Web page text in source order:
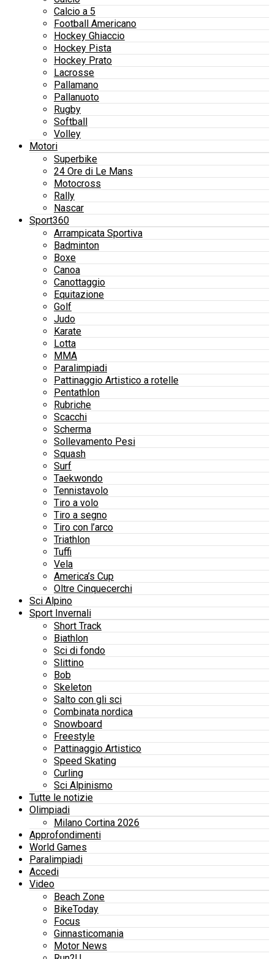
Calcio a 5
Football Americano
Hockey Ghiaccio
Hockey Pista
Hockey Prato
Lacrosse
Pallamano
Pallanuoto
Rugby
Softball
Volley
Motori
Superbike
24 Ore di Le Mans
Motocross
Rally
Nascar
Sport360
Arrampicata Sportiva
Badminton
Boxe
Canoa
Canottaggio
Equitazione
Golf
Judo
Karate
Lotta
MMA
Paralimpiadi
Pattinaggio Artistico a rotelle
Pentathlon
Rubriche
Scacchi
Scherma
Sollevamento Pesi
Squash
Surf
Taekwondo
Tennistavolo
Tiro a volo
Tiro a segno
Tiro con l’arco
Triathlon
Tuffi
Vela
America’s Cup
Oltre Cinquecerchi
Sci Alpino
Sport Invernali
Short Track
Biathlon
Sci di fondo
Slittino
Bob
Skeleton
Salto con gli sci
Combinata nordica
Snowboard
Freestyle
Pattinaggio Artistico
Speed Skating
Curling
Sci Alpinismo
Tutte le notizie
Olimpiadi
Milano Cortina 2026
Approfondimenti
World Games
Paralimpiadi
Accedi
Video
Beach Zone
BikeToday
Focus
Ginnasticomania
Motor News